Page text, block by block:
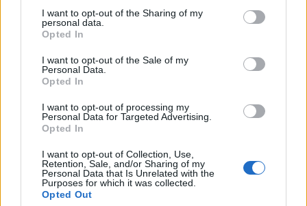
I want to opt-out of the Sharing of my
personal data.
Opted In
I want to opt-out of the Sale of my
Personal Data.
Opted In
I want to opt-out of processing my
Personal Data for Targeted Advertising.
Opted In
I want to opt-out of Collection, Use,
Retention, Sale, and/or Sharing of my
Personal Data that Is Unrelated with the
Purposes for which it was collected.
Opted Out
követően. Ez lényegesen rosszabb a Bloomberg elemzői
konszenzusában szereplő 2 százalékos visszaesésnél. A
visszaesést elsősorban az autóipar és a
villamosberendezés-gyártás gyengélkedése okozta...
KEDVES OLVASÓNK!
A keresett cikk a portfolio.hu hírarchívumához
regisztrációhoz kötött.
Az előfizetés a következőket tartalmazza:
Portfolio.hu teljes cikkarchívum